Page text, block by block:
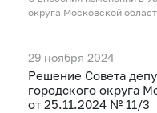
округа Московской
29 ноября 2024
Рeшение Совета
городского округа
от 25.11.2024 № 11/3